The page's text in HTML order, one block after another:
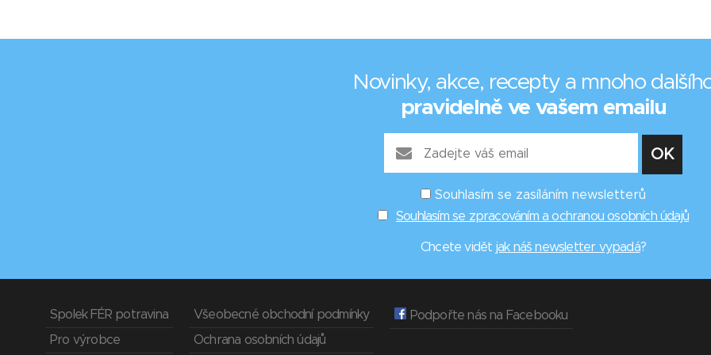
Novinky, akce, recepty a mnoho
pravidelně ve vašem emailu
Souhlasím se zasíláním newsletterů
Souhlasím se zpracováním a ochranou osobních údajů
Chcete vidět jak náš newsletter vypadá?
Spolek FÉR potravina
Pro výrobce
Všeobecné obchodní podmínky
Ochrana osobních údajů
Podpořte nás na Facebooku